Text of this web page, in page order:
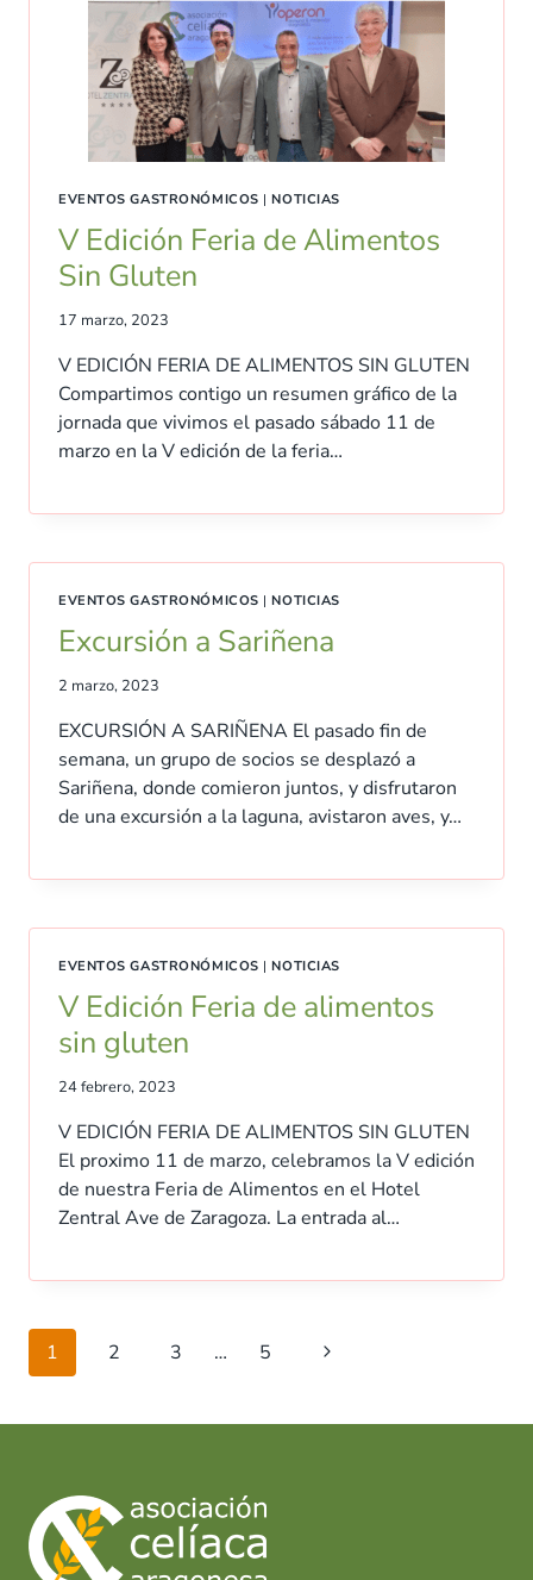
EVENTOS GASTRONÓMICOS |NOTICIAS
V Edición Feria de Alimentos
Sin Gluten
17 marzo, 2023
V EDICIÓN FERIA DE ALIMENTOS SIN GLUTEN
Compartimos contigo un resumen gráfico de la
jornada que vivimos el pasado sábado 11 de
marzo en la V edición de la feria…
EVENTOS GASTRONÓMICOS |NOTICIAS
Excursión a Sariñena
2 marzo, 2023
EXCURSIÓN A SARIÑENA El pasado fin de
semana, un grupo de socios se desplazó a
Sariñena, donde comieron juntos, y disfrutaron
de una excursión a la laguna, avistaron aves, y…
EVENTOS GASTRONÓMICOS |NOTICIAS
V Edición Feria de alimentos
sin gluten
24 febrero, 2023
V EDICIÓN FERIA DE ALIMENTOS SIN GLUTEN
El proximo 11 de marzo, celebramos la V edición
de nuestra Feria de Alimentos en el Hotel
Zentral Ave de Zaragoza. La entrada al…
Navegación
de
página
1 2 3 … 5
Siguiente